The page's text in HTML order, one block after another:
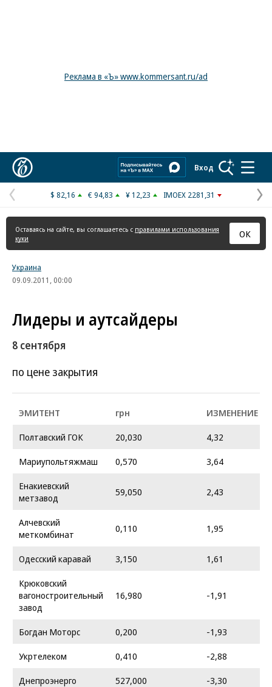
Реклама в «Ъ» www.kommersant.ru/ad
Вход
Предыдущая
страница
$ 82,16 € 94,83 ¥ 12,23 IMOEX 2281,31
Оставаясь на сайте, вы соглашаетесь с правилами использования
куки
ОК
Украина
09.09.2011, 00:00
Лидеры и аутсайдеры
8 сентября
по цене закрытия
ЭМИТЕНТ грн
ИЗМЕНЕНИЕ %
Полтавский ГОК
20,030
4,32
Мариупольтяжмаш
0,570
3,64
Енакиевский
метзавод
59,050 2,43
Алчевский
меткомбинат
0,110 1,95
Одесский каравай 3,150
1,61
Крюковский
вагоностроительный
завод
16,980 -1,91
Богдан Моторс 0,200
-1,93
Укртелеком
0,410
-2,88
Днепроэнерго
527,000
-3,30